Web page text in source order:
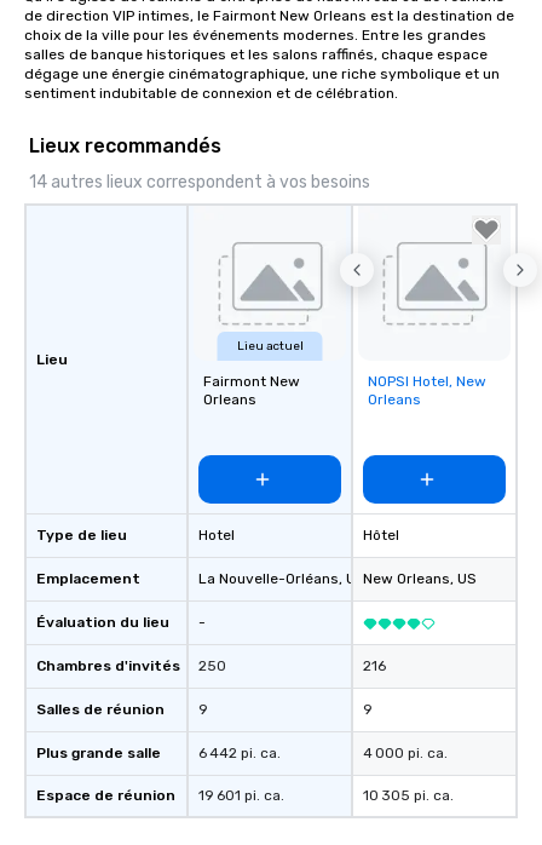
de direction VIP intimes, le Fairmont New Orleans est la destination de
choix de la ville pour les événements modernes. Entre les grandes
salles de banque historiques et les salons raffinés, chaque espace
dégage une énergie cinématographique, une riche symbolique et un
sentiment indubitable de connexion et de célébration.
Lieux recommandés
14 autres lieux correspondent à vos besoins
Lieu
Type de lieu
Emplacement
Évaluation du lieu
Chambres d'invités
Salles de réunion
Plus grande salle
Espace de réunion
Lieu actuel
Fairmont New
Orleans
Hotel
La Nouvelle-Orléans, US
-
250
9
6 442 pi. ca.
19 601 pi. ca.
Removed from
favorites
NOPSI Hotel, New
Orleans
Hôtel
New Orleans, US
216
9
4 000 pi. ca.
10 305 pi. ca.